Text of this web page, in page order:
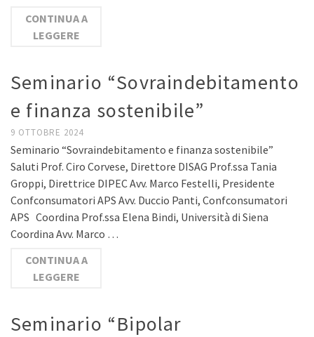
CONTINUA A
LEGGERE
Seminario “Sovraindebitamento
e finanza sostenibile”
9 OTTOBRE 2024
Seminario “Sovraindebitamento e finanza sostenibile”
Saluti Prof. Ciro Corvese, Direttore DISAG Prof.ssa Tania
Groppi, Direttrice DIPEC Avv. Marco Festelli, Presidente
Confconsumatori APS Avv. Duccio Panti, Confconsumatori
APS Coordina Prof.ssa Elena Bindi, Università di Siena
Coordina Avv. Marco …
CONTINUA A
LEGGERE
Seminario “Bipolar